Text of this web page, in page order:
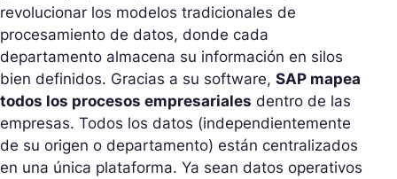
revolucionar los modelos tradicionales de
procesamiento de datos, donde cada
departamento almacena su información en silos
bien definidos. Gracias a su software, SAP mapea
todos los procesos empresariales dentro de las
empresas. Todos los datos (independientemente
de su origen o departamento) están centralizados
en una única plataforma. Ya sean datos operativos